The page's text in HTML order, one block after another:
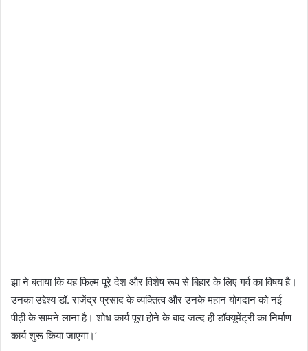
झा ने बताया कि यह फिल्म पूरे देश और विशेष रूप से बिहार के लिए गर्व का विषय है।
उनका उद्देश्य डॉ. राजेंद्र प्रसाद के व्यक्तित्व और उनके महान योगदान को नई
पीढ़ी के सामने लाना है। शोध कार्य पूरा होने के बाद जल्द ही डॉक्यूमेंट्री का निर्माण
कार्य शुरू किया जाएगा।’